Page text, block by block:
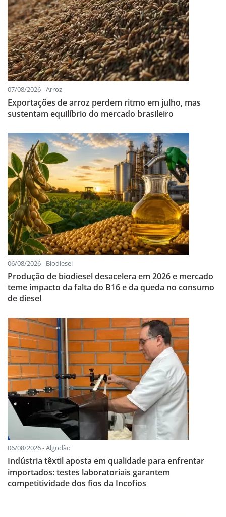
07/08/2026 - Arroz
Exportações de arroz perdem ritmo em julho, mas
sustentam equilíbrio do mercado brasileiro
06/08/2026 - Biodiesel
Produção de biodiesel desacelera em 2026 e mercado
teme impacto da falta do B16 e da queda no consumo
de diesel
06/08/2026 - Algodão
Indústria têxtil aposta em qualidade para enfrentar
importados: testes laboratoriais garantem
competitividade dos fios da Incofios